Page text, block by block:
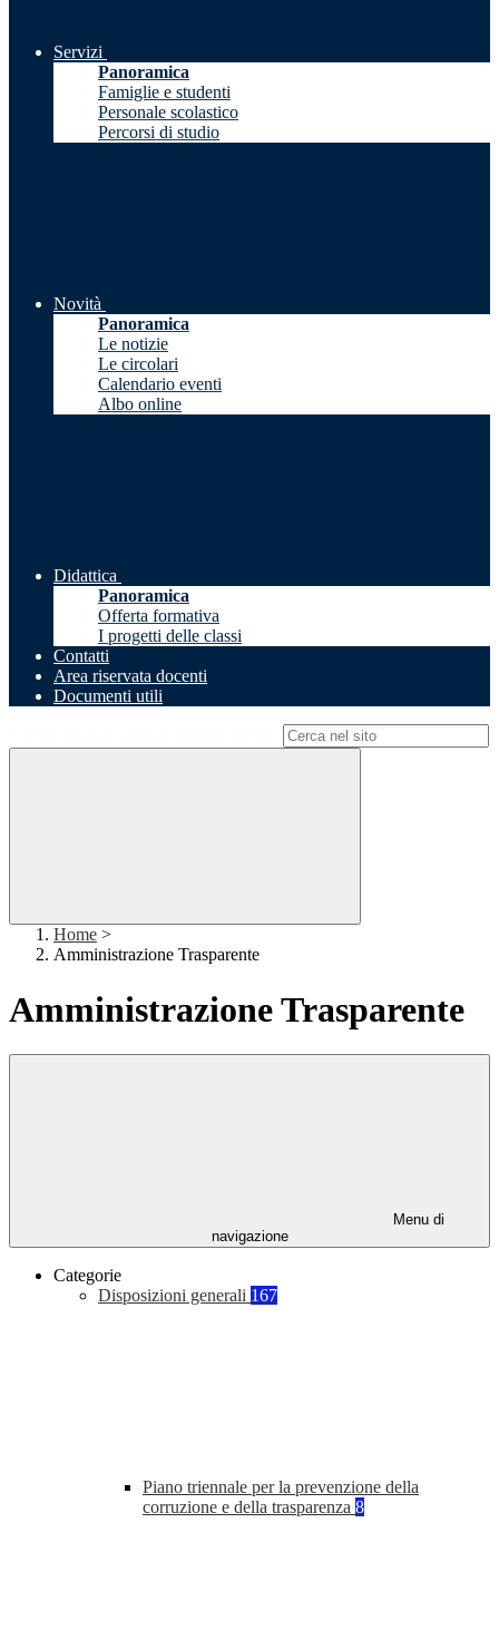
Servizi
Panoramica
Famiglie e studenti
Personale scolastico
Percorsi di studio
Novità
Panoramica
Le notizie
Le circolari
Calendario eventi
Albo online
Didattica
Panoramica
Offerta formativa
I progetti delle classi
Contatti
Area riservata docenti
Documenti utili
Home >
Amministrazione Trasparente
Amministrazione Trasparente
Menu di
navigazione
Categorie
Disposizioni generali 167
Piano triennale per la prevenzione della
corruzione e della trasparenza 8